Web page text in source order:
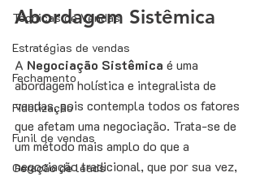
Técnicas de Vendas
Estratégias de vendas
Fechamento
Fidelização
Funil de vendas
Geração de leads
Abordagem Sistêmica
A Negociação Sistêmica é uma
abordagem holística e integralista de
vendas, pois contempla todos os fatores
que afetam uma negociação. Trata-se de
um método mais amplo do que a
negociação tradicional, que por sua vez,